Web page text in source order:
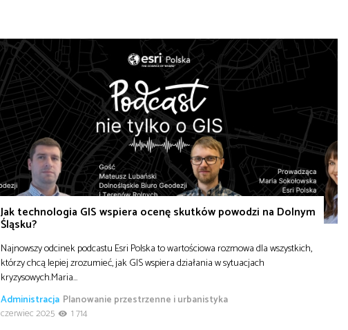
Jak technologia GIS wspiera ocenę skutków powodzi na Dolnym
Śląsku?
Najnowszy odcinek podcastu Esri Polska to wartościowa rozmowa dla wszystkich,
którzy chcą lepiej zrozumieć, jak GIS wspiera działania w sytuacjach
kryzysowych.Maria…
Administracja Planowanie przestrzenne i urbanistyka
czerwiec 2025
1 714